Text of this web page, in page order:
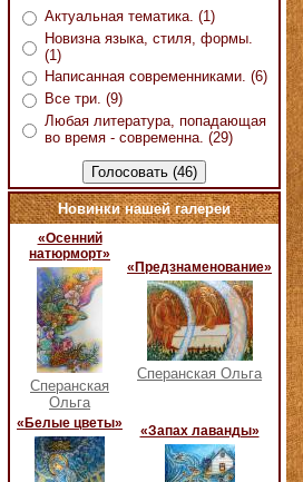
Актуальная тематика. (1)
Новизна языка, стиля, формы.
(1)
Написанная современниками. (6)
Все три. (9)
Любая литература, попадающая
во время - современна. (29)
Новинки нашей галереи
«Осенний
натюрморт»
Сперанская
Ольга
«Предзнаменование»
Сперанская Ольга
«Белые цветы» «Запах лаванды»